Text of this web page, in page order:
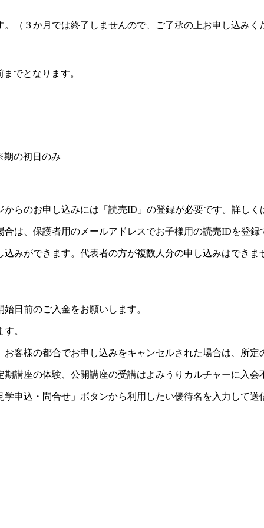
（３か月では終了しませんので、ご了承の上お申し込みく
でとなります。
の初日のみ
らのお申し込みには「読売ID」の登録が必要です。詳しく
は、保護者用のメールアドレスでお子様用の読売IDを登録
みができます。代表者の方が複数人分の申し込みはでき
日前のご入金をお願いします。
。
客様の都合でお申し込みをキャンセルされた場合は、所定
講座の体験、公開講座の受講はよみうりカルチャーに入会
申込・問合せ」ボタンから利用したい優待名を入力して送